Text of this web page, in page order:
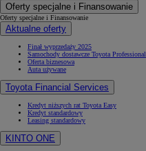
Oferty specjalne i Finansowanie
Oferty specjalne i Finansowanie
Aktualne oferty
Finał wyprzedaży 2025
Samochody dostawcze Toyota Professional
Oferta biznesowa
Auta używane
Toyota Financial Services
Kredyt niższych rat Toyota Easy
Kredyt standardowy
Leasing standardowy
KINTO ONE